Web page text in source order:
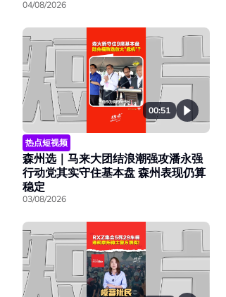
04/08/2026
00:51
热点短视频
森州选｜马来大团结浪潮强攻潘永强
行动党其实守住基本盘 森州表现仍算
稳定
03/08/2026